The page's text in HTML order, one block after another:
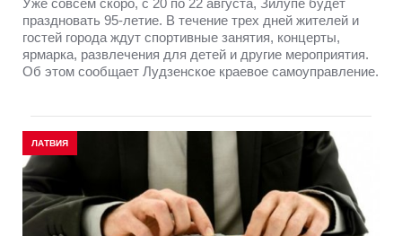
Уже совсем скоро, с 20 по 22 августа, Зилупе будет
праздновать 95-летие. В течение трех дней жителей и
гостей города ждут спортивные занятия, концерты,
ярмарка, развлечения для детей и другие мероприятия.
Об этом сообщает Лудзенское краевое самоуправление.
ЛАТВИЯ